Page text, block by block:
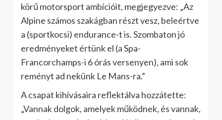
körű motorsport ambícióit, megjegyezve: „Az
Alpine számos szakágban részt vesz, beleértve
a (sportkocsi) endurance-t is. Szombaton jó
eredményeket értünk el (a Spa-
Francorchamps-i 6 órás versenyen), ami sok
reményt ad nekünk Le Mans-ra.”
A csapat kihívásaira reflektálva hozzátette:
„Vannak dolgok, amelyek működnek, és vannak,